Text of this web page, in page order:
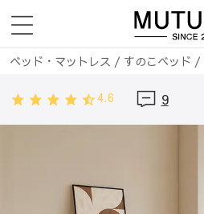
ベッド・マットレス / すのこベッド /
4.6 9